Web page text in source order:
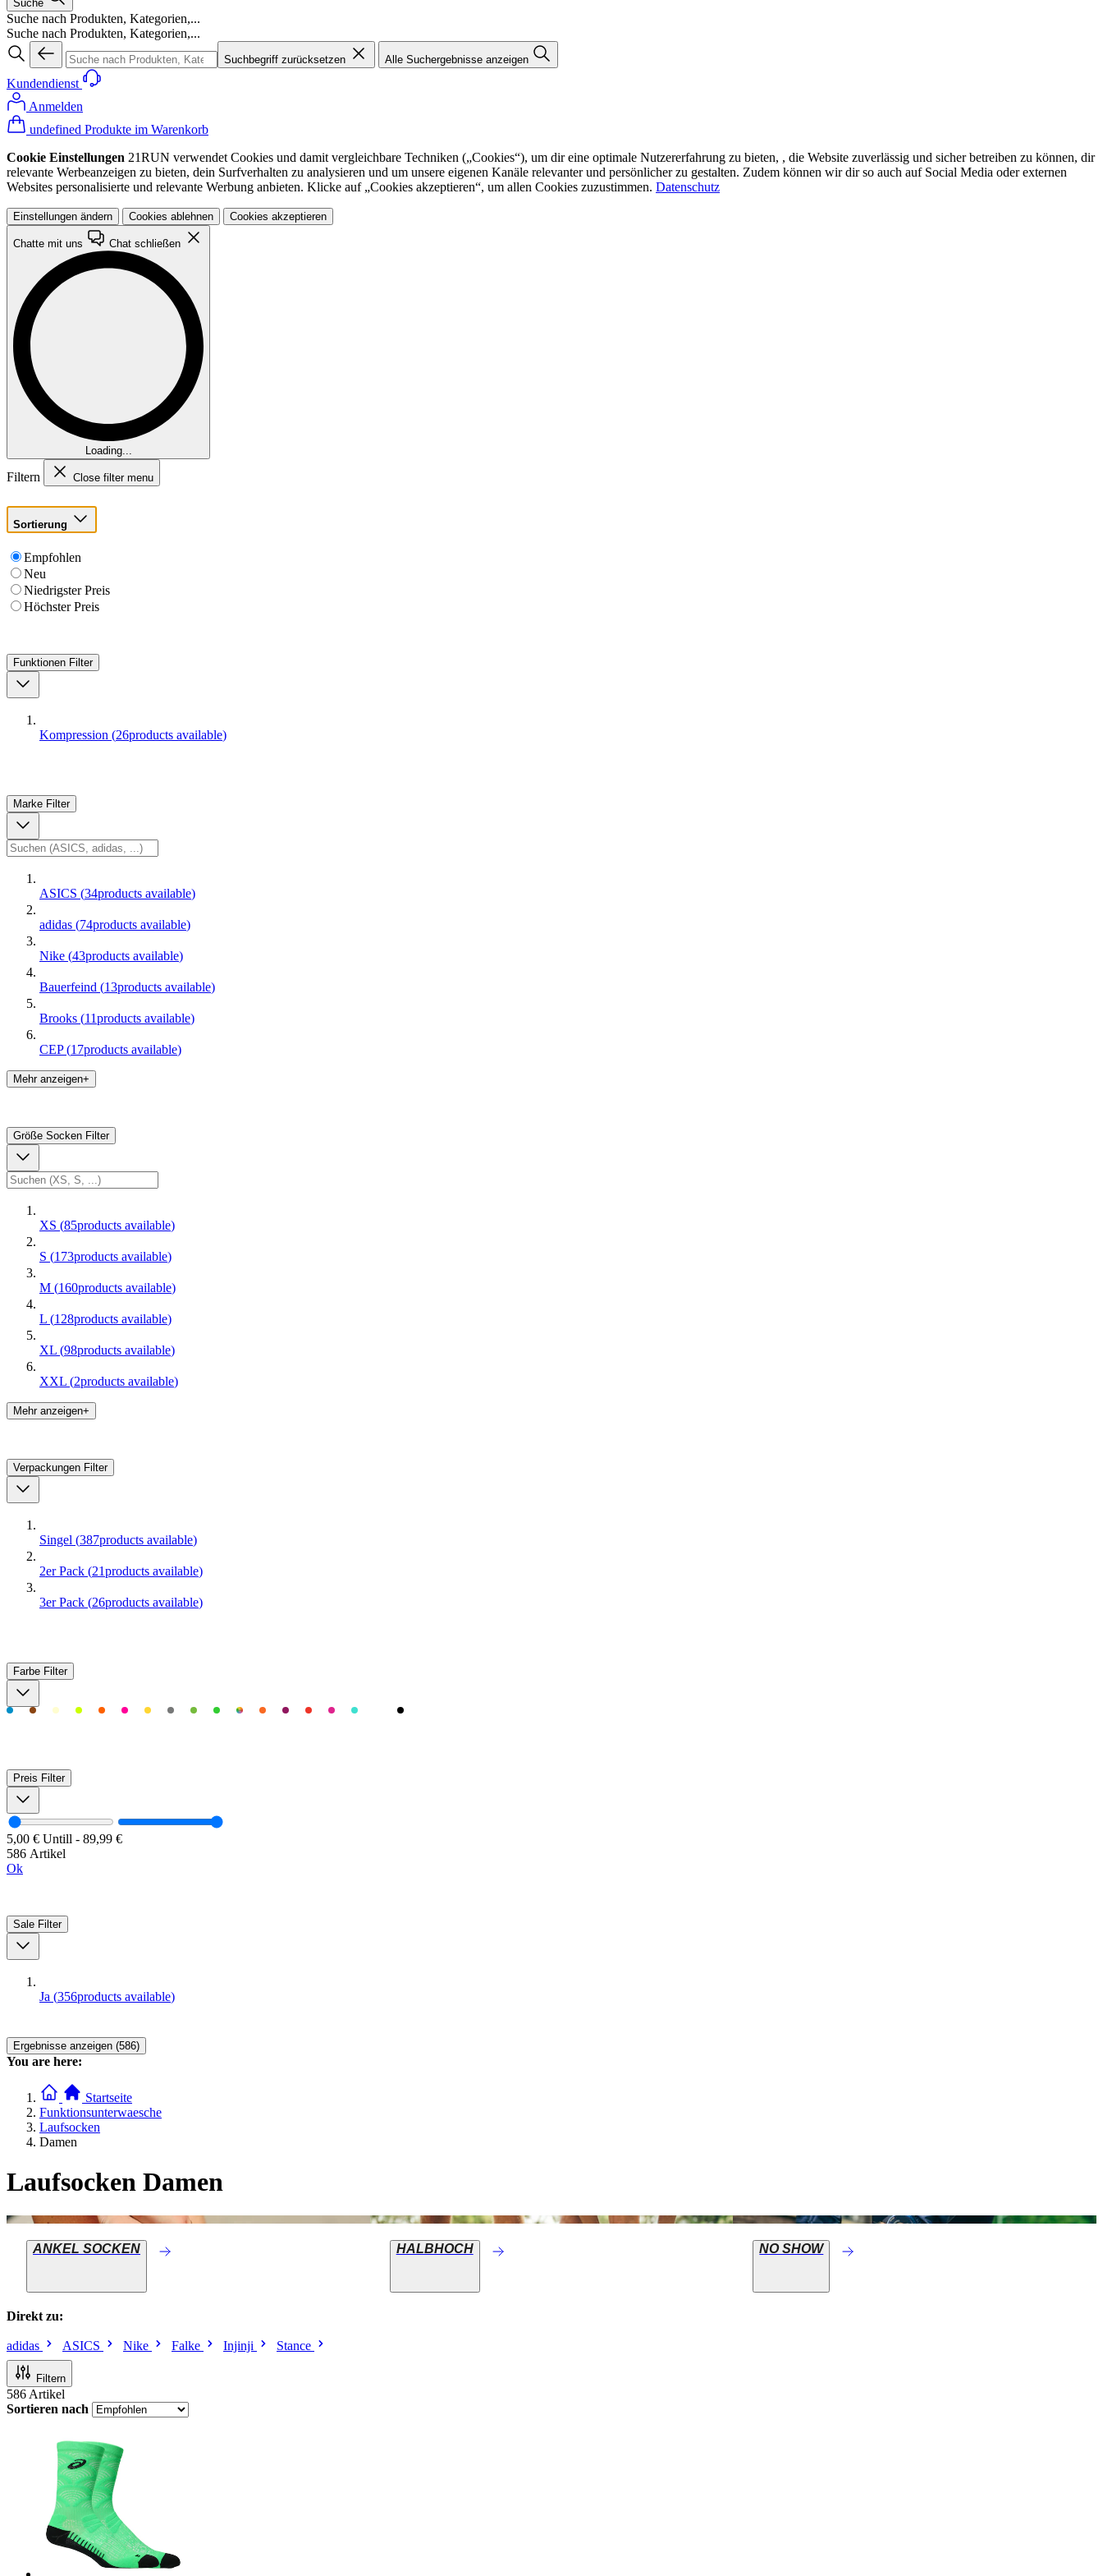
Suche
Suche nach Produkten, Kategorien,...
Suche nach Produkten, Kategorien,...
Suchbegriff zurücksetzen Alle Suchergebnisse anzeigen
Kundendienst
Anmelden
undefined Produkte im Warenkorb
Cookie Einstellungen 21RUN verwendet Cookies und damit vergleichbare Techniken („Cookies“), um dir eine optimale Nutzererfahrung zu bieten, , die Website zuverlässig und sicher betreiben zu können, dir
relevante Werbeanzeigen zu bieten, dein Surfverhalten zu analysieren und um unsere eigenen Kanäle relevanter und persönlicher zu gestalten. Zudem können wir dir so auch auf Social Media oder externen
Websites personalisierte und relevante Werbung anbieten. Klicke auf „Cookies akzeptieren“, um allen Cookies zuzustimmen. Datenschutz
Einstellungen ändern Cookies ablehnen Cookies akzeptieren
Chatte mit uns Chat schließen
Loading...
Filtern Close filter menu
Sortierung
Empfohlen
Neu
Niedrigster Preis
Höchster Preis
Funktionen Filter
Kompression (26products available)
Marke Filter
ASICS (34products available)
adidas (74products available)
Nike (43products available)
Bauerfeind (13products available)
Brooks (11products available)
CEP (17products available)
Mehr anzeigen+
Größe Socken Filter
XS (85products available)
S (173products available)
M (160products available)
L (128products available)
XL (98products available)
XXL (2products available)
Mehr anzeigen+
Verpackungen Filter
Singel (387products available)
2er Pack (21products available)
3er Pack (26products available)
Farbe Filter
Preis Filter
5,00 € Untill - 89,99 €
586 Artikel
Ok
Sale Filter
Ja (356products available)
Ergebnisse anzeigen (586)
You are here:
Startseite
Funktionsunterwaesche
Laufsocken
Damen
Laufsocken Damen
ANKEL SOCKEN HALBHOCH NO SHOW
Direkt zu:
adidas ASICS Nike Falke Injinji Stance
Filtern
586 Artikel
Sortieren nach